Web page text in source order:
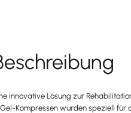
innovative Lösung zur
Kompressen wurden speziell für